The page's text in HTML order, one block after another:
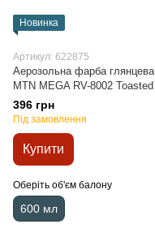
Новинка
Артикул: 622875
Аерозольна фарба глянцева
MTN MEGA RV-8002 Toasted
Brown, EX0168002, 600 мл
396 грн
Під замовлення
Купити
Оберіть об'єм балону
600 мл